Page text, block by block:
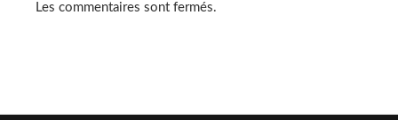
Les commentaires sont fermés.